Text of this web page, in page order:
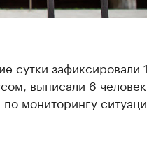
сутки зафиксировали
выписали 6
мониторингу